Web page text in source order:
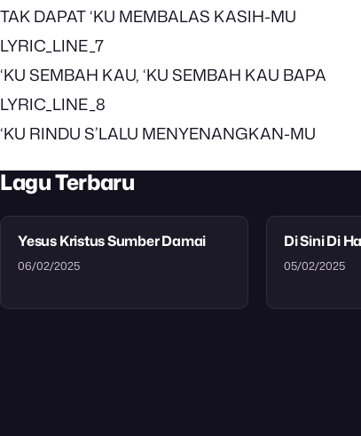
TAK DAPAT ‘KU MEMBALAS KASIH-MU
LYRIC_LINE_7
‘KU SEMBAH KAU, ‘KU SEMBAH KAU BAPA
LYRIC_LINE_8
‘KU RINDU S’LALU MENYENANGKAN-MU
Lagu Terbaru
Yesus Kristus Sumber Damai
06/02/2025
Di Sini Di
05/02/2025